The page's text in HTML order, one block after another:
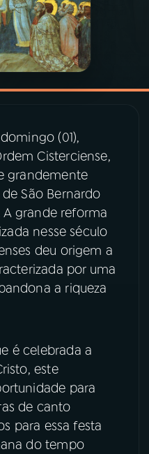
Facebook
(01),
Cisterciense,
grandemente
São Bernardo
A grande reforma
nesse século
deu origem a
por uma
a riqueza
é celebrada a
este
para
de canto
para essa festa
do tempo